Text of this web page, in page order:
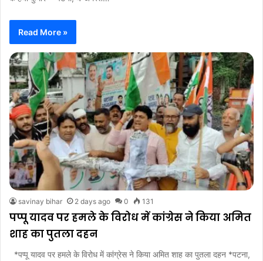
Read More »
savinay bihar 2 days ago 0 131
पप्पू यादव पर हमले के विरोध में कांग्रेस ने किया अमित
शाह का पुतला दहन
*पप्पू यादव पर हमले के विरोध में कांग्रेस ने किया अमित शाह का पुतला दहन *पटना,